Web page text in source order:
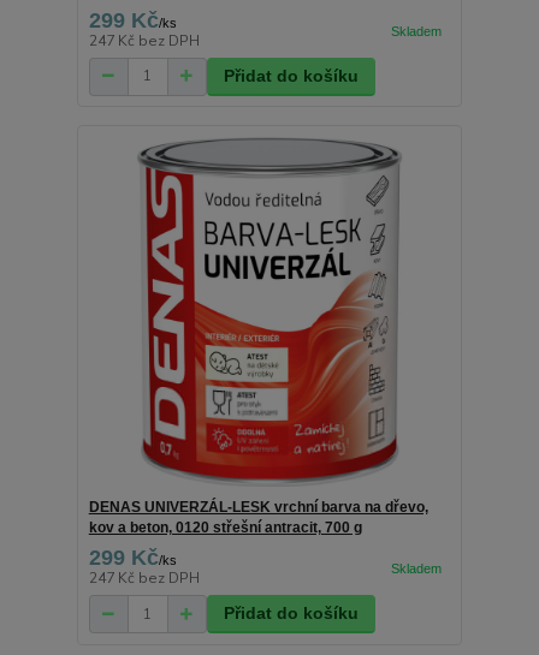
299 Kč/ks
247 Kč bez DPH
Přidat do košíku
DENAS UNIVERZÁL-LESK vrchní barva na dřevo,
kov a beton, 0120 střešní antracit, 700 g
299 Kč/ks
247 Kč bez DPH
Přidat do košíku